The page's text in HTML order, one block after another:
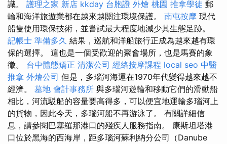
識。 護理之家 新店 kkday 台胞證 外燴 桃園 推拿學徒 郵
輪和海洋旅遊業都在越來越關注環境保護。 南屯按摩 現代
船隻使用環保技術，並嘗試最大程度地減少其生態足跡。
記帳士 準備多久 結果，巡航和洋船旅行正成為越來越有環
保的選擇。 這也是一個受歡迎的聚會場所，也是馬賽的象
徵。 台中體態矯正 清潔公司 經絡按摩課程 local seo 中醫
推拿 外燴公司 但是，多瑙河海運在1970年代變得越來越不
經濟。 墓地 會計事務所 與多瑙河遊輪和移動它們的滑動船
相比，河流駁船的容量要高得多，可以便宜地運輸多瑙河上
的貨物，因此今天，多瑙河船不再游泳了。 有關詳細信
息，請參閱巴塞羅那港口的殘疾人服務指南。 康斯坦塔港
口位於黑海的西海岸，距多瑙河蘇利納分公司（Danube